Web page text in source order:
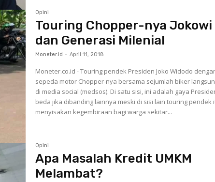
Opini
Touring Chopper-nya Jokowi
dan Generasi Milenial
Moneter.id - April 11, 2018
Moneter.co.id - Touring pendek Presiden Joko Widodo
sepeda motor Chopper-nya bersama sejumlah biker
di media social (medsos). Di satu sisi, ini adalah gaya
beda jika dibanding lainnya meski di sisi lain touring pendek
menyisakan kegembiraan bagi warga sekitar...
Opini
Apa Masalah Kredit UMKM
Melambat?